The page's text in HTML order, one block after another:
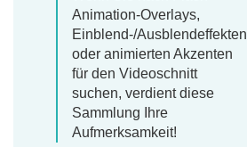
Animation-Overlays,
Einblend-/Ausblendeffekten
oder animierten Akzenten
für den Videoschnitt
suchen, verdient diese
Sammlung Ihre
Aufmerksamkeit!